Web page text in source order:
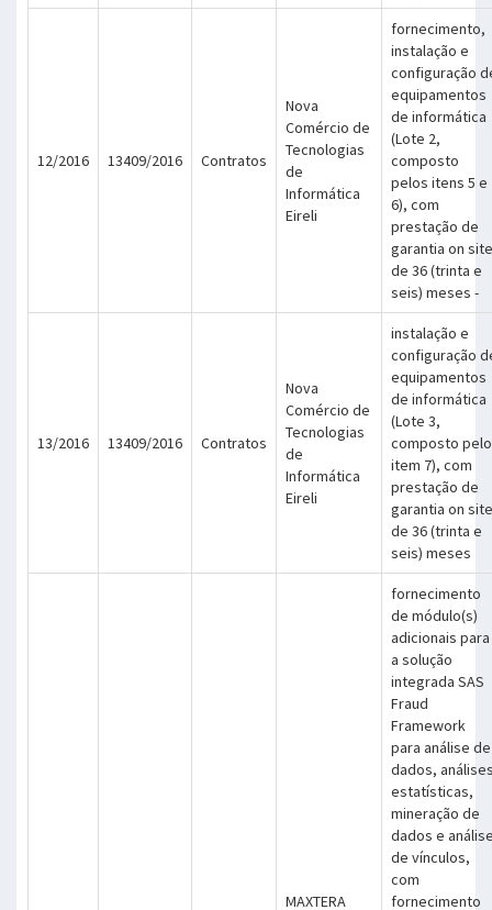
12/2016 13409/2016 Contratos
Nova
Comércio de
Tecnologias
de
Informática
Eireli
fornecimento,
instalação e
configuração
equipamentos
de informática
(Lote 2,
composto
pelos itens 5 e
6), com
prestação de
garantia on site
de 36 (trinta e
seis) meses -
13/2016 13409/2016 Contratos
Nova
Comércio de
Tecnologias
de
Informática
Eireli
instalação e
configuração
equipamentos
de informática
(Lote 3,
composto pelo
item 7), com
prestação de
garantia on site
de 36 (trinta e
seis) meses
MAXTERA
fornecimento
de módulo(s)
adicionais para
a solução
integrada SAS
Fraud
Framework
para análise de
dados,
estatísticas,
mineração de
dados e
de vínculos,
com
fornecimento